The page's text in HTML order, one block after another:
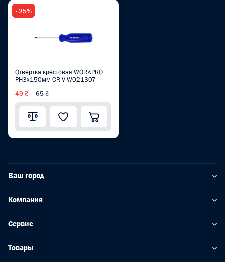
- 25%
Отвертка крестовая WORKPRO
PH3x150мм CR-V W021307
49 ₴ 65 ₴
Ваш город
Компания
Сервис
Товары